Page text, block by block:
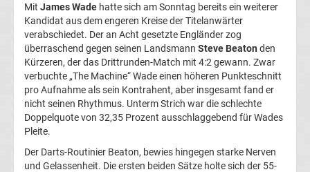
League
Tabelle
Europa
League
Ergebnisse
Mit James Wade hatte sich am Sonntag bereits ein weiterer
Kandidat aus dem engeren Kreise der Titelanwärter
verabschiedet. Der an Acht gesetzte Engländer zog
überraschend gegen seinen Landsmann Steve Beaton den
Kürzeren, der das Drittrunden-Match mit 4:2 gewann. Zwar
verbuchte „The Machine“ Wade einen höheren Punkteschnitt
pro Aufnahme als sein Kontrahent, aber insgesamt fand er
nicht seinen Rhythmus. Unterm Strich war die schlechte
Doppelquote von 32,35 Prozent ausschlaggebend für Wades
Pleite.
Der Darts-Routinier Beaton, bewies hingegen starke Nerven
und Gelassenheit. Die ersten beiden Sätze holte sich der 55-